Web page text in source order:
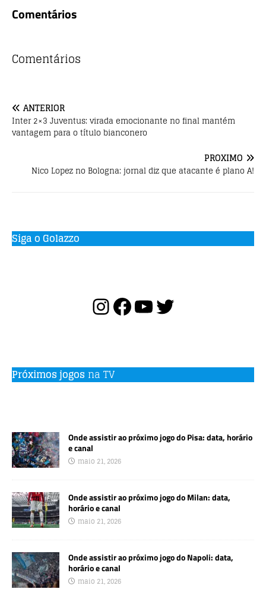
c
b
o
k
it
r
Comentários
Comentários
ANTERIOR
Inter 2×3 Juventus: virada emocionante no final mantém
vantagem para o título bianconero
PRÓXIMO
Nico Lopez no Bologna: jornal diz que atacante é plano A!
Siga o Golazzo
Próximos jogos na TV
Onde assistir ao próximo jogo do Pisa: data, horário
e canal
maio 21, 2026
Onde assistir ao próximo jogo do Milan: data,
horário e canal
maio 21, 2026
Onde assistir ao próximo jogo do Napoli: data,
horário e canal
maio 21, 2026